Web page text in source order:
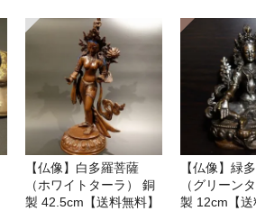
【仏像】白多羅菩薩
（ホワイトターラ） 銅
製 42.5cm【送料無料】
【仏像】緑
（グリーン
製 12cm【